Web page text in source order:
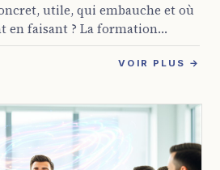
utile, qui embauche et où
en faisant ? La formation
en alternance coche
pas mal ...
VOIR PLUS →